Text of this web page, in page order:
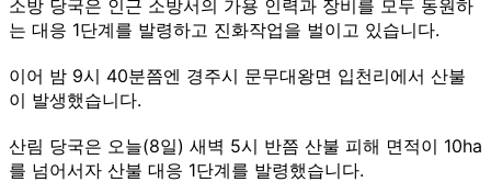
소방 당국은 인근 소방서의 가용 인력과 장비를 모두 동원하
는 대응 1단계를 발령하고 진화작업을 벌이고 있습니다.
이어 밤 9시 40분쯤엔 경주시 문무대왕면 입천리에서 산불
이 발생했습니다.
산림 당국은 오늘(8일) 새벽 5시 반쯤 산불 피해 면적이 10ha
를 넘어서자 산불 대응 1단계를 발령했습니다.